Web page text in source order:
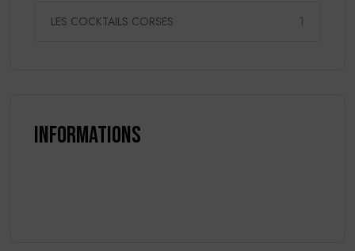
LES COCKTAILS CORSES 1
Informations